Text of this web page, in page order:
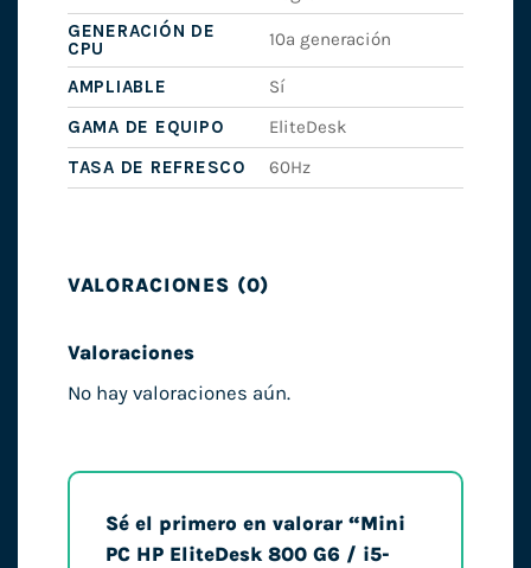
GENERACIÓN DE
CPU
10ª generación
AMPLIABLE
Sí
GAMA DE EQUIPO
EliteDesk
TASA DE REFRESCO
60Hz
VALORACIONES (0)
Valoraciones
No hay valoraciones aún.
Sé el primero en valorar “Mini
PC HP EliteDesk 800 G6 / i5-